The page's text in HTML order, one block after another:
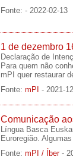
Fonte: - 2022-02-13
1 de dezembro
Declaração de
Para quem não
mPI quer restaurar
Fonte: mPI - 2021-
Comunicação
Língua Basca
Euroregião.
Fonte: mPI / Íber -